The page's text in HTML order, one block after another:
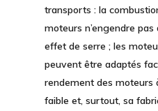
transports : la
moteurs n’engendre
effet de serre ; les
peuvent être adaptés
rendement des moteurs
faible et, surtout, sa